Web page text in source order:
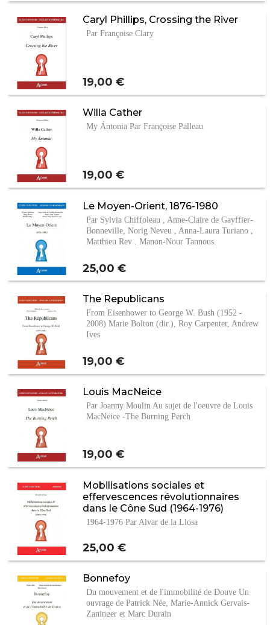
Caryl Phillips, Crossing the River
Par Françoise Clary
Prix
19,00 €
Willa Cather
My Ántonia Par Françoise Palleau
Prix
19,00 €
Le Moyen-Orient, 1876-1980
Par Sylvia Chiffoleau , Anne-Claire de Gayffier-
Bonneville, Norig Neveu , Anna-Laura Turiano ,
Matthieu Rey , Manon-Nour Tannous.
Prix
25,00 €
The Republicans
From Eisenhower to George W. Bush (1952 -
2008) Marie Bolton (dir.), Roy Carpenter, Andrew
Ives
Prix
19,00 €
Louis MacNeice
Par Joanny Moulin Au sujet de l'oeuvre de Louis
MacNeice -The Burning Perch
Prix
19,00 €
Mobilisations sociales et
effervescences révolutionnaires
dans le Cône Sud (1964-1976)
1964-1976 Par Alvar de la Llosa
Prix
25,00 €
Bonnefoy
Du mouvement et de l'immobilité de Douve Un
ouvrage de Patrick Née, Marie-Annick Gervais-
Zaninger et Marc Durain